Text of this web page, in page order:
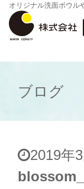
オリジナル洗面ボウル
ブログ
2019年